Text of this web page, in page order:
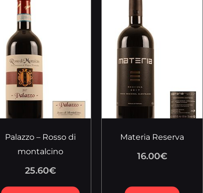
Palazzo – Rosso di
montalcino
25.60€
Materia Reserva
16.00€